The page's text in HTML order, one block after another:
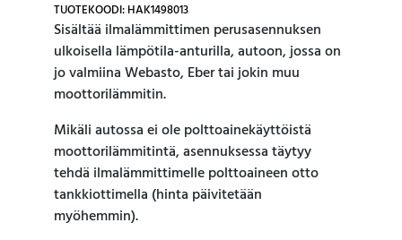
TUOTEKOODI: HAK1498013
Sisältää ilmalämmittimen perusasennuksen
ulkoisella lämpötila-anturilla, autoon, jossa on
jo valmiina Webasto, Eber tai jokin muu
moottorilämmitin.
Mikäli autossa ei ole polttoainekäyttöistä
moottorilämmitintä, asennuksessa täytyy
tehdä ilmalämmittimelle polttoaineen otto
tankkiottimella (hinta päivitetään
myöhemmin).